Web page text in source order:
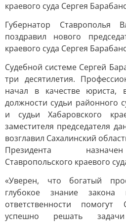
краевого суда Сергея
Губернатор Ставрополья
поздравил нового
краевого суда Сергея
Судебной системе Сергей
три десятилетия.
начал в качестве юриста,
должности судьи районного
и судьи Хабаровского
заместителя председателя
возглавил Сахалинский
Президента
Ставропольского краевого
«Уверен, что богатый
глубокое знание
ответственности помогут
успешно решать